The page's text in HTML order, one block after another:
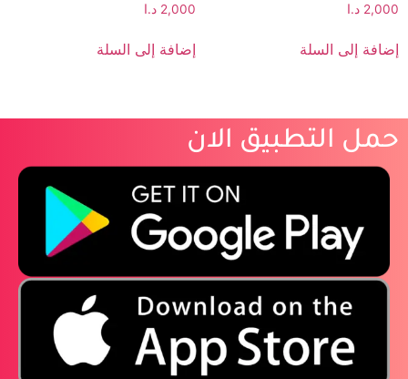
2,000 د.ا
إضافة إلى السلة
2,000 د.ا
إضافة إلى السلة
حمل التطبيق الان